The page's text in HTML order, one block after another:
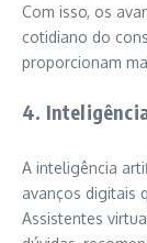
Com isso, os
cotidiano do
proporcionam
4.
A inteligência
avanços digitais
Assistentes